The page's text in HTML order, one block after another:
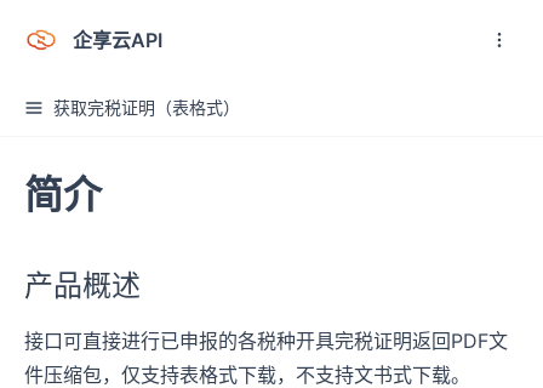
企享云API
获取完税证明（表格式）
简介
产品概述
接口可直接进行已申报的各税种开具完税证明返回PDF文
件压缩包，仅支持表格式下载，不支持文书式下载。